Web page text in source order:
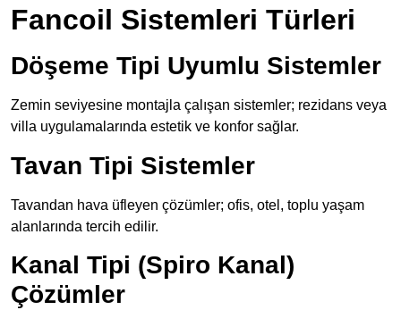
Fancoil Sistemleri Türleri
Döşeme Tipi Uyumlu Sistemler
Zemin seviyesine montajla çalışan sistemler; rezidans veya
villa uygulamalarında estetik ve konfor sağlar.
Tavan Tipi Sistemler
Tavandan hava üfleyen çözümler; ofis, otel, toplu yaşam
alanlarında tercih edilir.
Kanal Tipi (Spiro Kanal)
Çözümler